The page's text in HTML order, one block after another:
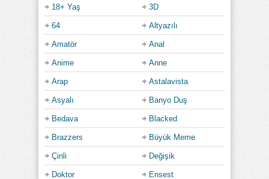
18+ Yaş 3D
64 Altyazılı
Amatör Anal
Anime Anne
Arap Astalavista
Asyalı Banyo Duş
Bedava Blacked
Brazzers Büyük Meme
Çinli Değişik
Doktor Ensest